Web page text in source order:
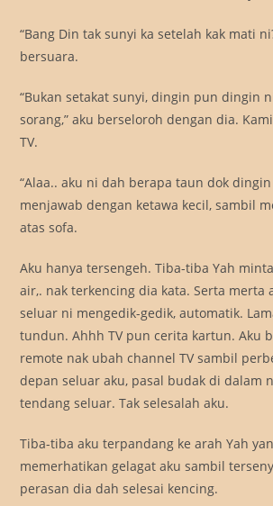
“Bang Din tak sunyi ka setelah kak mati
bersuara.
“Bukan setakat sunyi, dingin pun dingin
sorang,” aku berseloroh dengan dia.
TV.
“Alaa.. aku ni dah berapa taun dok
menjawab dengan ketawa kecil, sambil
atas sofa.
Aku hanya tersengeh. Tiba-tiba Yah
air,. nak terkencing dia kata. Serta merta
seluar ni mengedik-gedik, automatik.
tundun. Ahhh TV pun cerita kartun. Aku
remote nak ubah channel TV sambil
depan seluar aku, pasal budak di dalam
tendang seluar. Tak selesalah aku.
Tiba-tiba aku terpandang ke arah Yah
memerhatikan gelagat aku sambil
perasan dia dah selesai kencing.